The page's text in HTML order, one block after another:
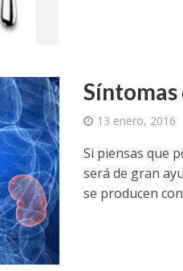
13 enero, 2016
Si piensas que
será de gran
se producen